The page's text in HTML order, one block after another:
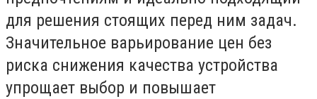
для решения стоящих перед ним задач.
Значительное варьирование цен без
риска снижения качества устройства
упрощает выбор и повышает